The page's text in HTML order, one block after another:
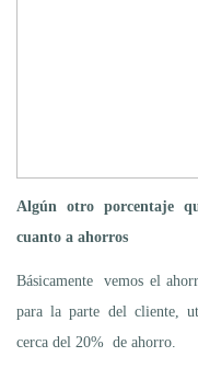
Algún otro porcentaje
cuanto a ahorros
Básicamente vemos el
para la parte del cliente,
cerca del 20% de ahorro.